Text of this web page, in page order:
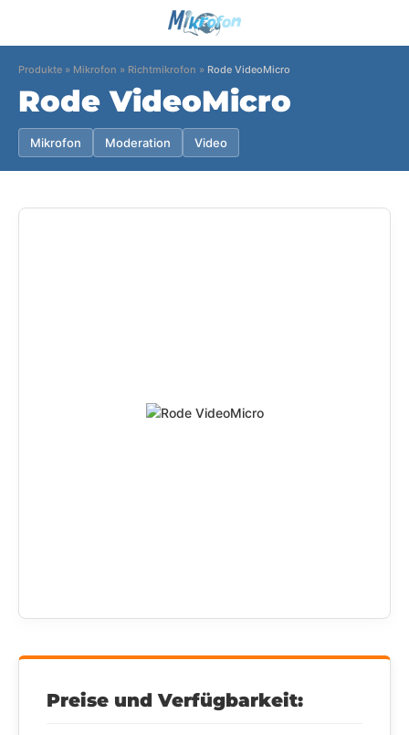
Produkte » Mikrofon » Richtmikrofon » Rode VideoMicro
Rode VideoMicro
Mikrofon Moderation Video
Preise und Verfügbarkeit: